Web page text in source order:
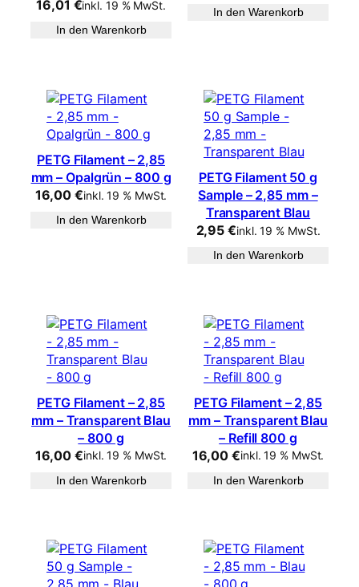
16,01 €inkl. 19 % MwSt.
In den Warenkorb
In den Warenkorb
PETG Filament – 2,85
mm – Opalgrün – 800 g
16,00€inkl. 19 % MwSt.
In den Warenkorb
PETG Filament 50 g
Sample – 2,85 mm –
Transparent Blau
2,95€inkl. 19 % MwSt.
In den Warenkorb
PETG Filament – 2,85
mm – Transparent Blau
– 800 g
16,00€inkl. 19 % MwSt.
In den Warenkorb
PETG Filament – 2,85
mm – Transparent Blau
– Refill 800 g
16,00€inkl. 19 % MwSt.
In den Warenkorb